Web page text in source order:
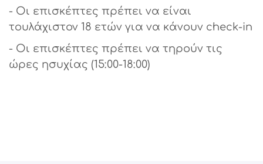
- Οι επισκέπτες πρέπει να είναι
τουλάχιστον 18 ετών για να κάνουν check-in
- Οι επισκέπτες πρέπει να τηρούν τις
ώρες ησυχίας (15:00-18:00)